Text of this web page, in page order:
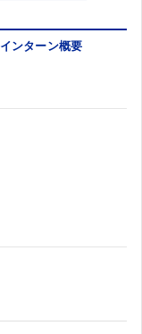
インターン概要